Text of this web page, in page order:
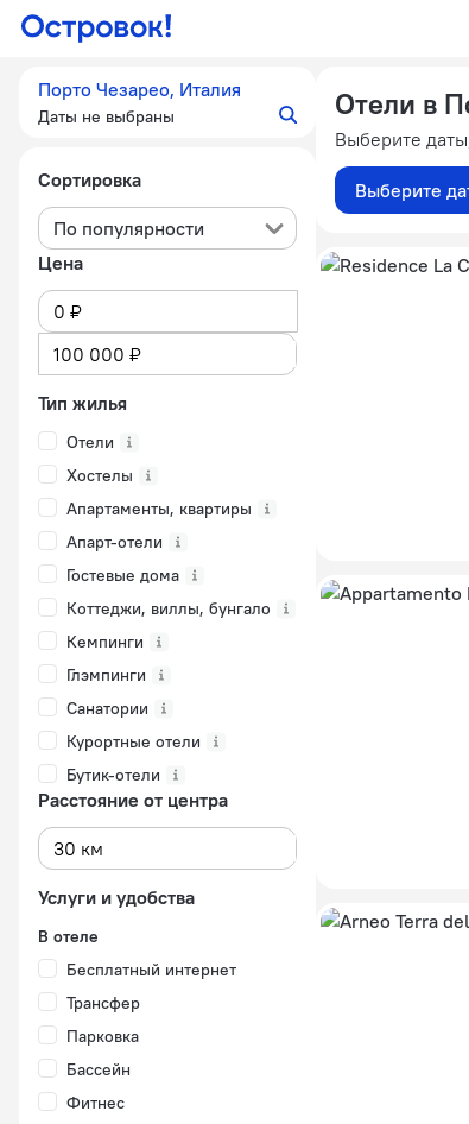
Порто Чезарео, Италия
Даты не выбраны
Сортировка
По популярности
Цена
Тип жилья
Отели
Хостелы
Апартаменты, квартиры
Апарт-отели
Гостевые дома
Коттеджи, виллы, бунгало
Кемпинги
Глэмпинги
Санатории
Курортные отели
Бутик-отели
Расстояние от центра
Услуги и удобства
В отеле
Бесплатный интернет
Трансфер
Парковка
Бассейн
Фитнес
Отели в
Выберите
Выберите